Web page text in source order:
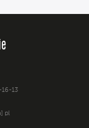
13
pl